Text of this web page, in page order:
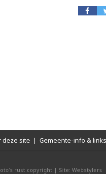
deze site | Gemeente-info & links
rust copyright | Site: Webstylers